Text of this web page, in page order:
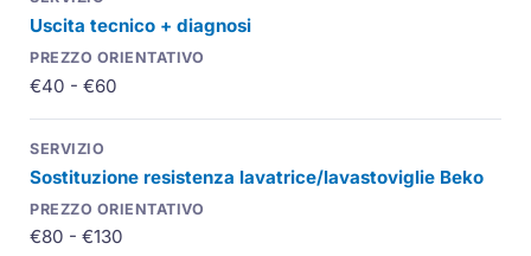
Uscita tecnico + diagnosi
€40 - €60
Sostituzione resistenza lavatrice/lavastoviglie Beko
€80 - €130